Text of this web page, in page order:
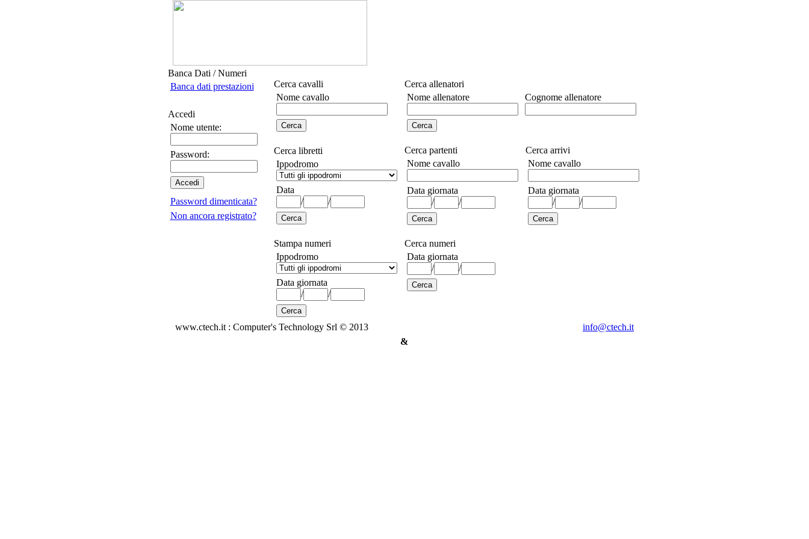
Banca Dati / Numeri
Banca dati prestazioni
Accedi
Nome utente:
Password:
Password dimenticata?
Non ancora registrato?
Cerca cavalli
Nome cavallo
Cerca allenatori
Nome allenatore
Cognome allenatore
Cerca libretti
Ippodromo
Data
/
/
Cerca partenti
Nome cavallo
Data giornata
/
/
Cerca arrivi
Nome cavallo
Data giornata
/
/
Stampa numeri
Ippodromo
Data giornata
/
/
Cerca numeri
Data giornata
/
/
www.ctech.it : Computer's Technology Srl © 2013
info@ctech.it
&